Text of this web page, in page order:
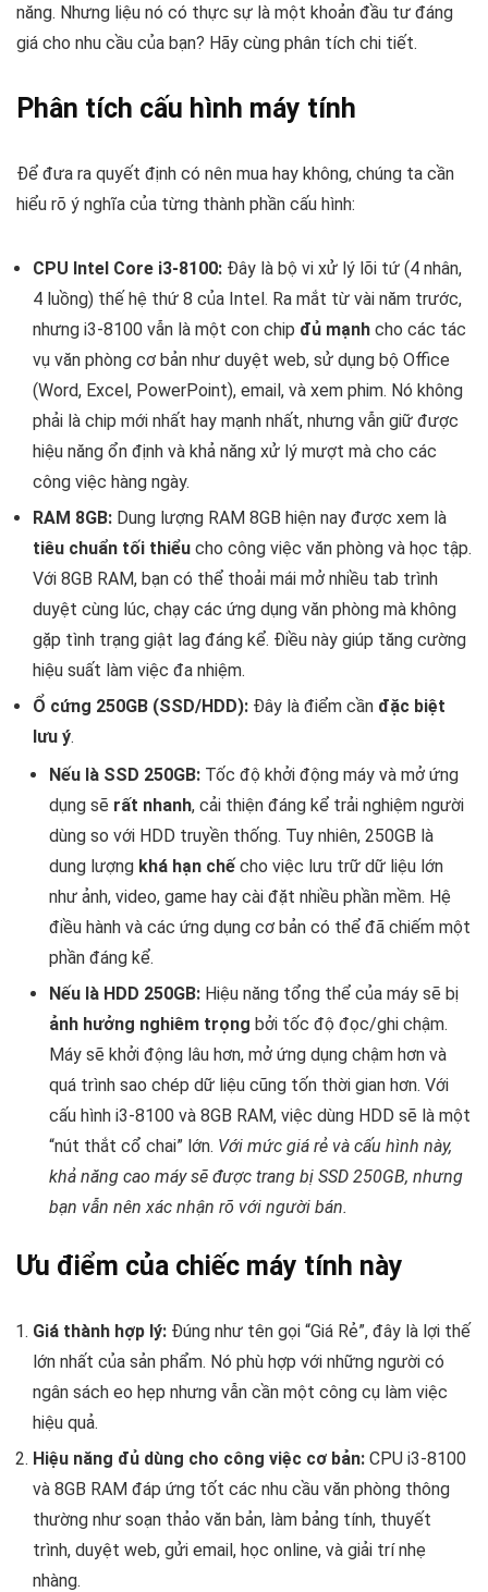
năng. Nhưng liệu nó có thực sự là một khoản đầu tư đáng
giá cho nhu cầu của bạn? Hãy cùng phân tích chi tiết.
Phân tích cấu hình máy tính
Để đưa ra quyết định có nên mua hay không, chúng ta cần
hiểu rõ ý nghĩa của từng thành phần cấu hình:
CPU Intel Core i3-8100: Đây là bộ vi xử lý lõi tứ (4 nhân,
4 luồng) thế hệ thứ 8 của Intel. Ra mắt từ vài năm trước,
nhưng i3-8100 vẫn là một con chip đủ mạnh cho các tác
vụ văn phòng cơ bản như duyệt web, sử dụng bộ Office
(Word, Excel, PowerPoint), email, và xem phim. Nó không
phải là chip mới nhất hay mạnh nhất, nhưng vẫn giữ được
hiệu năng ổn định và khả năng xử lý mượt mà cho các
công việc hàng ngày.
RAM 8GB: Dung lượng RAM 8GB hiện nay được xem là
tiêu chuẩn tối thiểu cho công việc văn phòng và học tập.
Với 8GB RAM, bạn có thể thoải mái mở nhiều tab trình
duyệt cùng lúc, chạy các ứng dụng văn phòng mà không
gặp tình trạng giật lag đáng kể. Điều này giúp tăng cường
hiệu suất làm việc đa nhiệm.
Ổ cứng 250GB (SSD/HDD): Đây là điểm cần đặc biệt
lưu ý.
Nếu là SSD 250GB: Tốc độ khởi động máy và mở ứng
dụng sẽ rất nhanh, cải thiện đáng kể trải nghiệm người
dùng so với HDD truyền thống. Tuy nhiên, 250GB là
dung lượng khá hạn chế cho việc lưu trữ dữ liệu lớn
như ảnh, video, game hay cài đặt nhiều phần mềm. Hệ
điều hành và các ứng dụng cơ bản có thể đã chiếm một
phần đáng kể.
Nếu là HDD 250GB: Hiệu năng tổng thể của máy sẽ bị
ảnh hưởng nghiêm trọng bởi tốc độ đọc/ghi chậm.
Máy sẽ khởi động lâu hơn, mở ứng dụng chậm hơn và
quá trình sao chép dữ liệu cũng tốn thời gian hơn. Với
cấu hình i3-8100 và 8GB RAM, việc dùng HDD sẽ là một
“nút thắt cổ chai” lớn. Với mức giá rẻ và cấu hình này,
khả năng cao máy sẽ được trang bị SSD 250GB, nhưng
bạn vẫn nên xác nhận rõ với người bán.
Ưu điểm của chiếc máy tính này
Giá thành hợp lý: Đúng như tên gọi “Giá Rẻ”, đây là lợi thế
lớn nhất của sản phẩm. Nó phù hợp với những người có
ngân sách eo hẹp nhưng vẫn cần một công cụ làm việc
hiệu quả.
Hiệu năng đủ dùng cho công việc cơ bản: CPU i3-8100
và 8GB RAM đáp ứng tốt các nhu cầu văn phòng thông
thường như soạn thảo văn bản, làm bảng tính, thuyết
trình, duyệt web, gửi email, học online, và giải trí nhẹ
nhàng.